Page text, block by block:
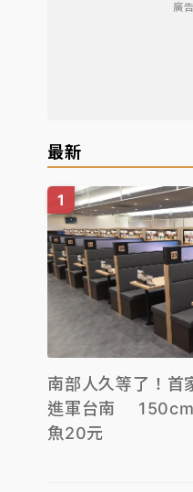
廣告
最新
南部人久等了！首
進軍台南 150cm
魚20元